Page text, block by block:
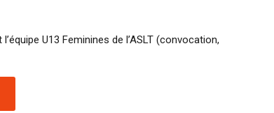
U13 Feminines de l’ASLT (convocation,